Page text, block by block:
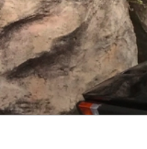
コ
ン
テ
ン
ツ
ス